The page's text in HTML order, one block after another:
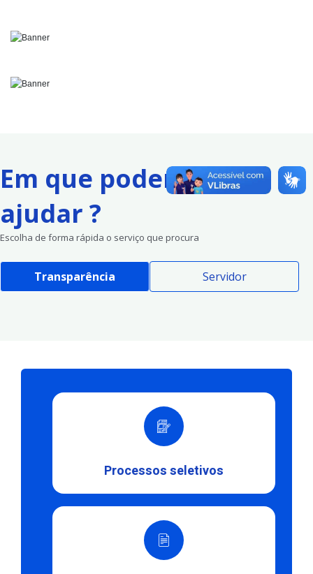
Em que podemos te
ajudar ?
Escolha de forma rápida o serviço que procura
Transparência Servidor
Processos seletivos